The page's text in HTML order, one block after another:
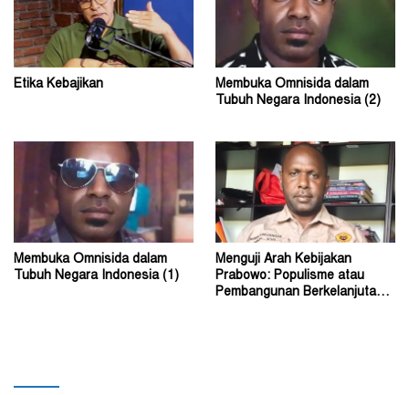
Etika Kebajikan
Membuka Omnisida dalam
Tubuh Negara Indonesia (2)
Membuka Omnisida dalam
Tubuh Negara Indonesia (1)
Menguji Arah Kebijakan
Prabowo: Populisme atau
Pembangunan Berkelanjutan?